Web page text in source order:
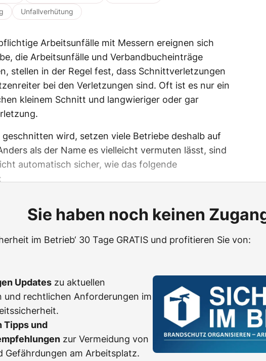
Unfallverhütung
Arbeitsunfälle mit Messern ereignen sich
die Arbeitsunfälle und Verbandbucheinträge
stellen in der Regel fest, dass Schnittverletzungen
bei den Verletzungen sind. Oft ist es nur ein
kleinem Schnitt und langwieriger oder gar
wird, setzen viele Betriebe deshalb auf
als der Name es vielleicht vermuten lässt, sind
automatisch sicher, wie das folgende
Sie haben noch keinen
im Betrieb‘ 30 Tage GRATIS und profitieren Sie von:
Updates zu aktuellen
und rechtlichen Anforderungen im
Tipps und
zur Vermeidung von
Gefährdungen am Arbeitsplatz.